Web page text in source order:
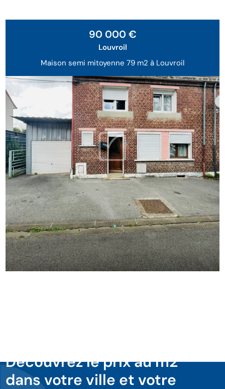
Maison semi mitoyenne 79 m2 à Louvroil
90 000 €
Louvroil
Découvrez le prix au m2
dans votre ville et votre